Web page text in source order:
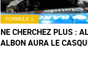
FORMULE 1
NE CHERCHEZ PLUS :
ALBON AURA LE